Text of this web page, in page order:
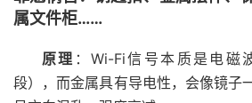
属文件柜……
原理 ：Wi-Fi信号本质是电磁
段），而金属具有导电性，会像镜子